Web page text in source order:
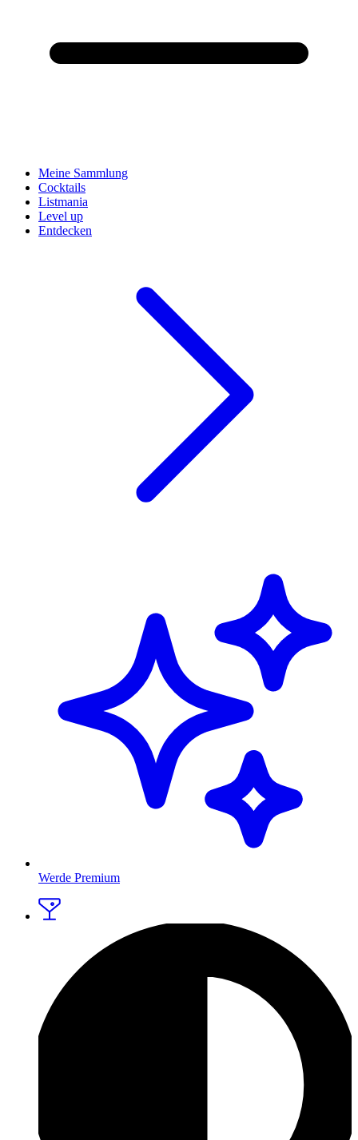
Meine Sammlung
Cocktails
Listmania
Level up
Entdecken
Werde Premium